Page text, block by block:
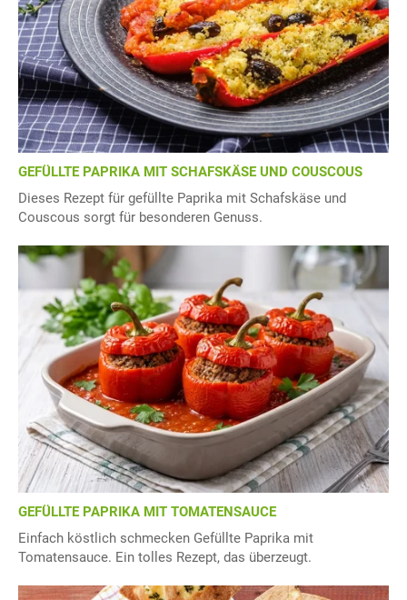
GEFÜLLTE PAPRIKA MIT SCHAFSKÄSE UND COUSCOUS
Dieses Rezept für gefüllte Paprika mit Schafskäse und
Couscous sorgt für besonderen Genuss.
GEFÜLLTE PAPRIKA MIT TOMATENSAUCE
Einfach köstlich schmecken Gefüllte Paprika mit
Tomatensauce. Ein tolles Rezept, das überzeugt.